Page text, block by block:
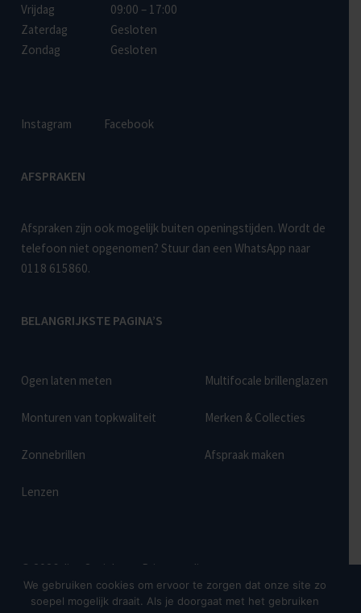
Vrijdag
Zaterdag
Zondag
09:00 – 17:00
Gesloten
Gesloten
Instagram Facebook
AFSPRAKEN
Afspraken zijn ook mogelijk buiten openingstijden. Wordt de
telefoon niet opgenomen? Stuur dan een WhatsApp naar
0118 615860.
BELANGRIJKSTE PAGINA’S
Ogen laten meten
Monturen van topkwaliteit
Zonnebrillen
Lenzen
Multifocale brillenglazen
Merken & Collecties
Afspraak maken
© 2026 Jinc Optiek Privacy policy
We gebruiken cookies om ervoor te zorgen dat onze site zo
soepel mogelijk draait. Als je doorgaat met het gebruiken